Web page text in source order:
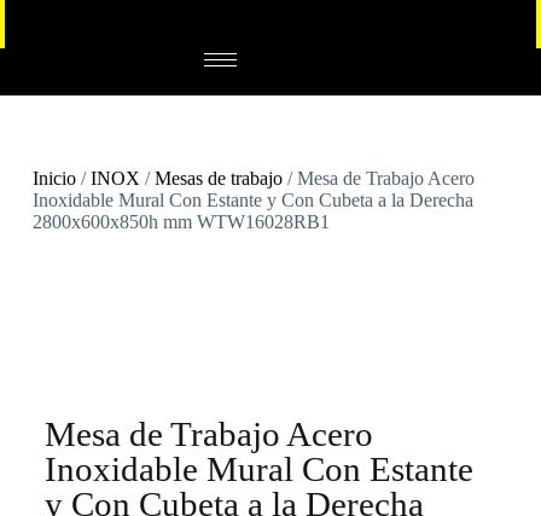
Inicio/INOX /Mesas de trabajo/ Mesa de Trabajo Acero
Inoxidable Mural Con Estante y Con Cubeta a la Derecha
2800x600x850h mm WTW16028RB1
Mesa de Trabajo Acero
Inoxidable Mural Con Estante
y Con Cubeta a la Derecha